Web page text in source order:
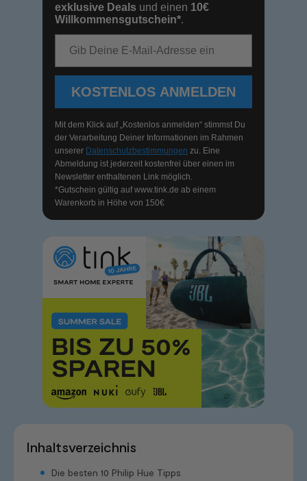
exklusive Deals und einen 10€
Willkommensgutschein*.
KOSTENLOS ANMELDEN
Mit dem Klick auf „Kostenlos anmelden“ stimmst Du
der Verarbeitung Deiner Informationen im Rahmen
unserer Datenschutzbestimmungen zu. Eine
Abmeldung ist jederzeit kostenfrei über einen im
Newsletter enthaltenen Link möglich.
*Gutschein gültig aufwww.tink.de ab einem
Warenkorb in Höhe von 150€
Inhaltsverzeichnis
Die besten 10 Philip Hue Tipps